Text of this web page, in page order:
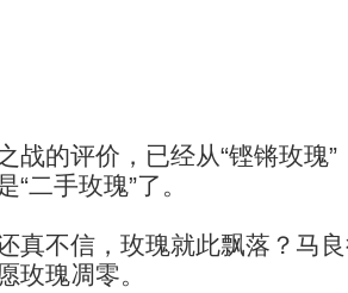
战的评价，已经从“铿锵玫瑰”
“二手玫瑰”了。
不信，玫瑰就此飘落？马良
玫瑰凋零。